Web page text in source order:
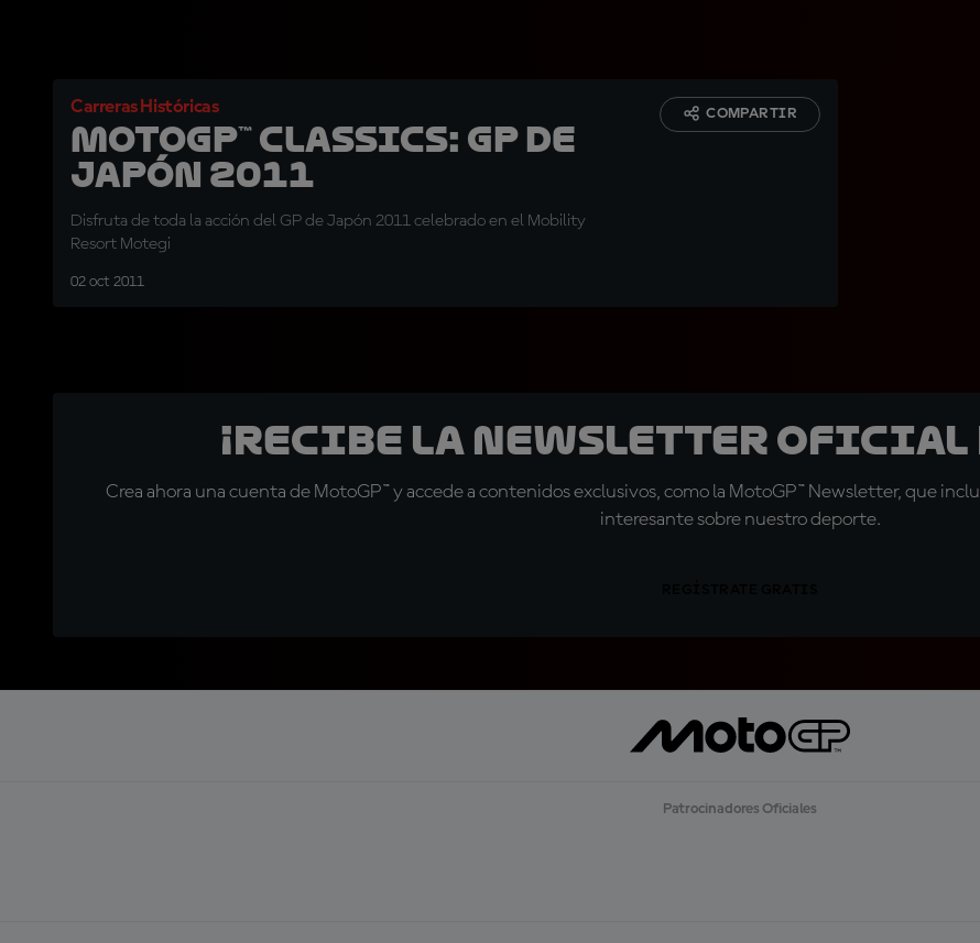
Carreras Históricas
MotoGP™ Classics: GP de
Japón 2011
Disfruta de toda la acción del GP de Japón 2011 celebrado en el Mobility
Resort Motegi
02 oct 2011
COMPARTIR
¡Recibe la Newsletter oficial
Crea ahora una cuenta de MotoGP™ y accede a contenidos exclusivos, como la MotoGP™ Newsletter, que
interesante sobre nuestro deporte.
Patrocinadores Oficiales